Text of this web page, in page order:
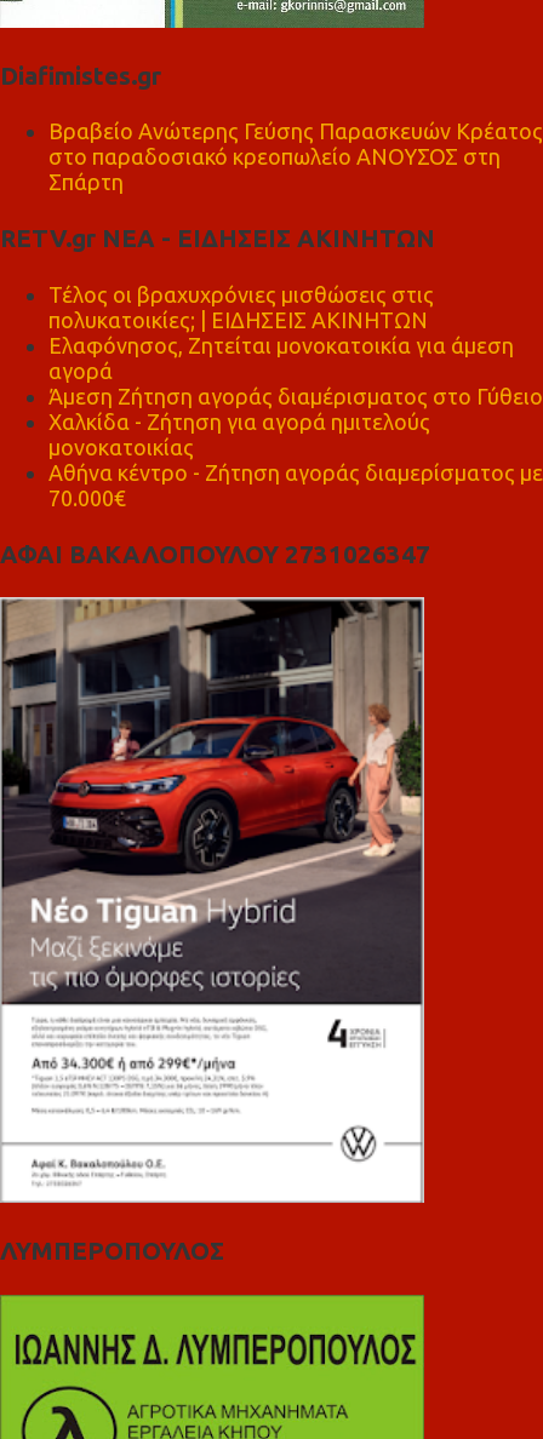
Diafimistes.gr
Βραβείο Ανώτερης Γεύσης Παρασκευών Κρέατος
στο παραδοσιακό κρεοπωλείο ΑΝΟΥΣΟΣ στη
Σπάρτη
RETV.gr ΝΕΑ - ΕΙΔΗΣΕΙΣ ΑΚΙΝΗΤΩΝ
Τέλος οι βραχυχρόνιες μισθώσεις στις
πολυκατοικίες; | ΕΙΔΗΣΕΙΣ ΑΚΙΝΗΤΩΝ
Ελαφόνησος, Ζητείται μονοκατοικία για άμεση
αγορά
Άμεση Ζήτηση αγοράς διαμέρισματος στο Γύθειο
Χαλκίδα - Ζήτηση για αγορά ημιτελούς
μονοκατοικίας
Αθήνα κέντρο - Ζήτηση αγοράς διαμερίσματος με
70.000€
ΑΦΑΙ ΒΑΚΑΛΟΠΟΥΛΟΥ 2731026347
ΛΥΜΠΕΡΟΠΟΥΛΟΣ